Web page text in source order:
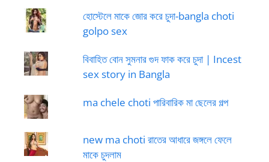
হোস্টেলে মাকে জোর করে চুদা-bangla choti
golpo sex
বিবাহিত বোন সুমনার গুদ ফাক করে চুদা | Incest
sex story in Bangla
ma chele choti পারিবারিক মা ছেলের গল্প
new ma choti রাতের আধারে জঙ্গলে ফেলে
মাকে চুদলাম